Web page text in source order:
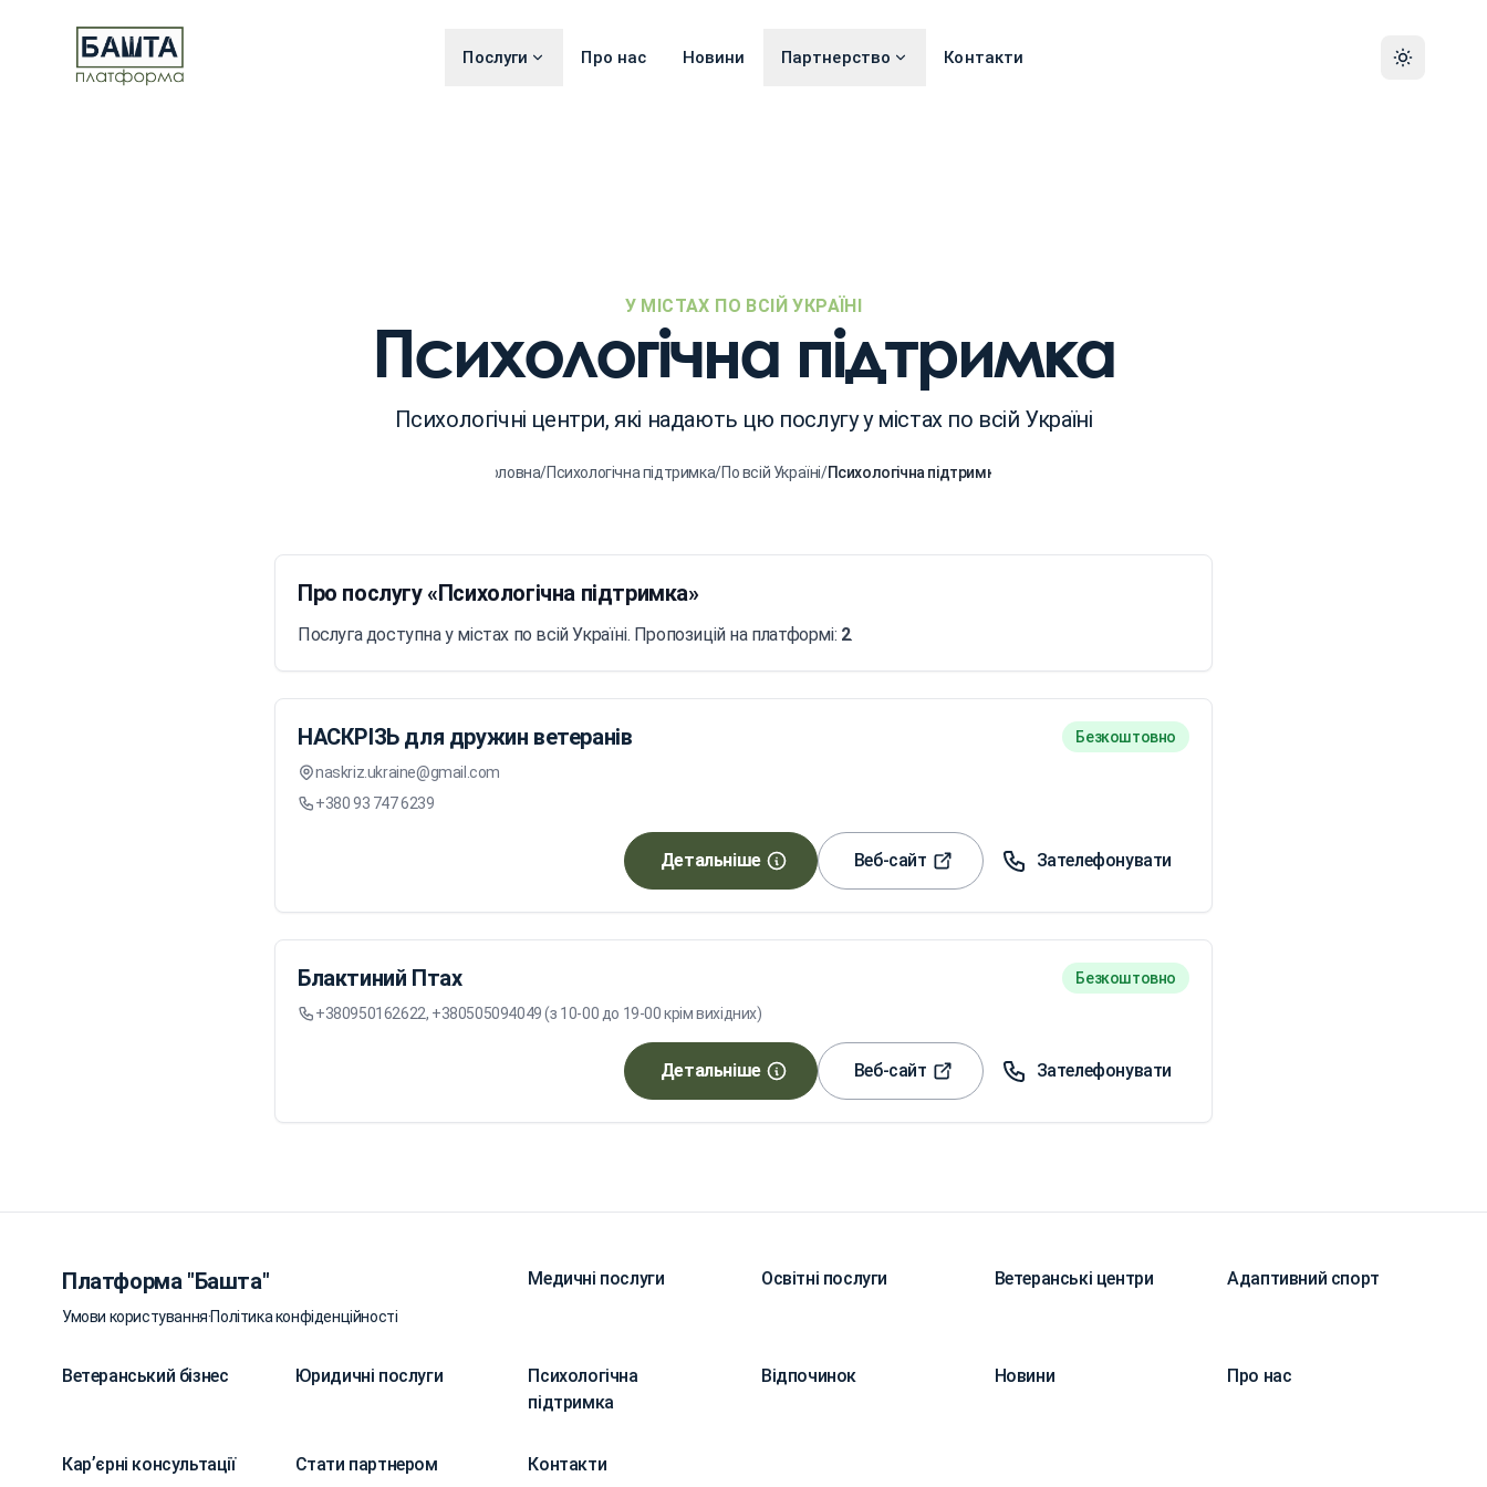
Послуги Про нас Новини Партнерство Контакти
У МІСТАХ ПО ВСІЙ УКРАЇНІ
Психологічна підтримка
Психологічні центри, які надають цю послугу у містах по всій Україні
Головна/Психологічна підтримка/По всій Україні/Психологічна підтримка
Про послугу «Психологічна підтримка»
Послуга доступна у містах по всій Україні. Пропозицій на платформі: 2.
НАСКРІЗЬ для дружин ветеранів
Безкоштовно
naskriz.ukraine@gmail.com
+380 93 747 6239
Детальніше Веб-сайт Зателефонувати
Блактиний Птах
Безкоштовно
+380950162622, +380505094049 (з 10-00 до 19-00 крім вихідних)
Детальніше Веб-сайт Зателефонувати
Платформа "Башта"
Умови користування·Політика конфіденційності
Медичні послуги Освітні послуги Ветеранські центри Адаптивний спорт
Ветеранський бізнес Юридичні послуги
Психологічна
підтримка
Відпочинок Новини Про нас
Карʼєрні консультації Стати партнером Контакти